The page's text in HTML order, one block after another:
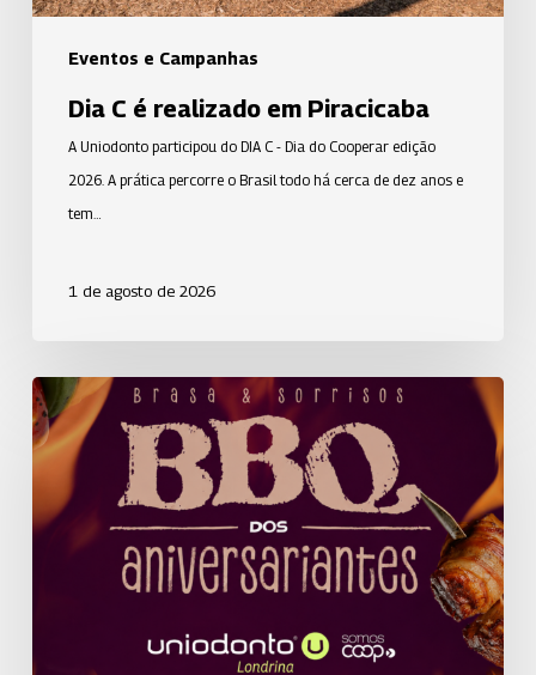
Eventos e Campanhas
Dia C é realizado em Piracicaba
A Uniodonto participou do DIA C - Dia do Cooperar edição
2026. A prática percorre o Brasil todo há cerca de dez anos e
tem…
1 de agosto de 2026
Alegria,
música
e
sabores
marcam
“BBQ